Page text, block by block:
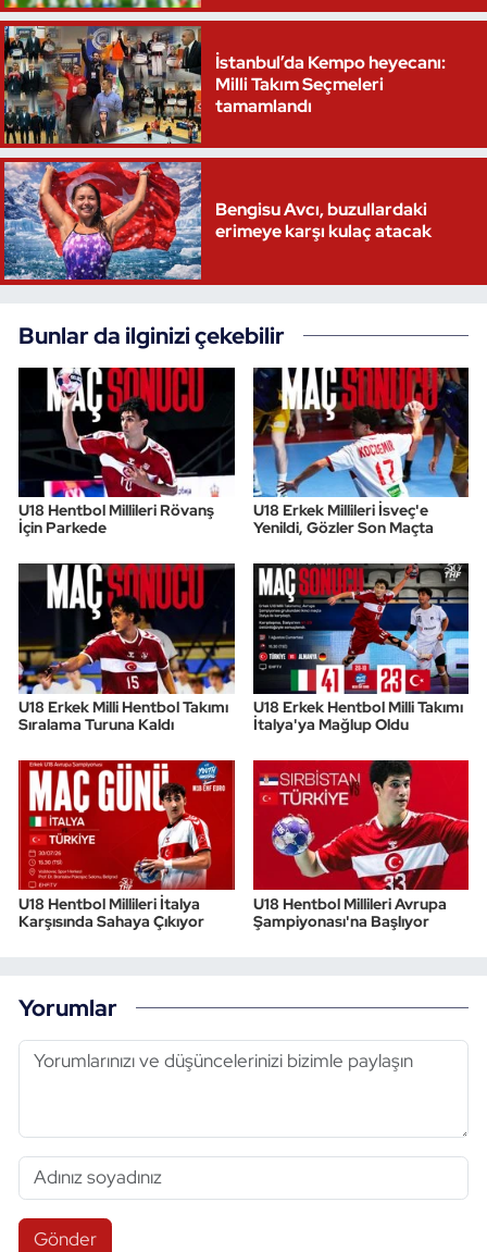
İstanbul’da Kempo heyecanı:
Milli Takım Seçmeleri
tamamlandı
Bengisu Avcı, buzullardaki
erimeye karşı kulaç atacak
Bunlar da ilginizi çekebilir
U18 Hentbol Millileri Rövanş
İçin Parkede
U18 Erkek Millileri İsveç'e
Yenildi, Gözler Son Maçta
U18 Erkek Milli Hentbol Takımı
Sıralama Turuna Kaldı
U18 Erkek Hentbol Milli Takımı
İtalya'ya Mağlup Oldu
U18 Hentbol Millileri İtalya
Karşısında Sahaya Çıkıyor
U18 Hentbol Millileri Avrupa
Şampiyonası'na Başlıyor
Yorumlar
Gönder
Triatlon
Voleybol
Vücut Geliştirme Fitness
Wushu Kungfu
Yelken